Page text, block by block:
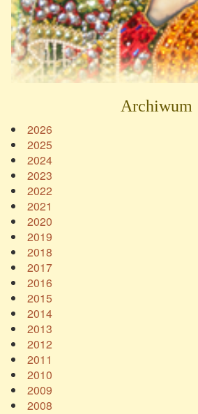
Archiwum
2026
2025
2024
2023
2022
2021
2020
2019
2018
2017
2016
2015
2014
2013
2012
2011
2010
2009
2008